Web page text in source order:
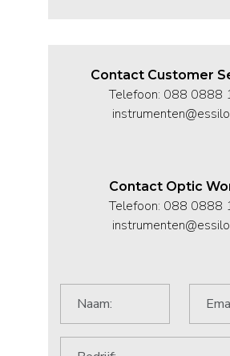
Contact Customer
Telefoon: 088 0888
Contact Optic
Telefoon: 088 0888